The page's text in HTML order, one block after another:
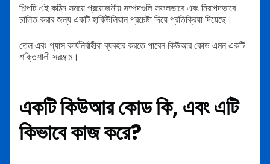
শিল্পটি এই কঠিন সময়ে প্রয়োজনীয় সম্পদগুলি সফলভাবে এবং নিরাপদভাবে
চালিত করার জন্য একটি হার্কিউলিয়ান প্রচেষ্টা দিয়ে প্রতিক্রিয়া দিয়েছে।
তেল এবং গ্যাস কার্যনির্বাহীরা ব্যবহার করতে পারেন কিউআর কোড এমন একটি
শক্তিশালী সরঞ্জাম।
একটি কিউআর কোড কি, এবং এটি
কিভাবে কাজ করে?